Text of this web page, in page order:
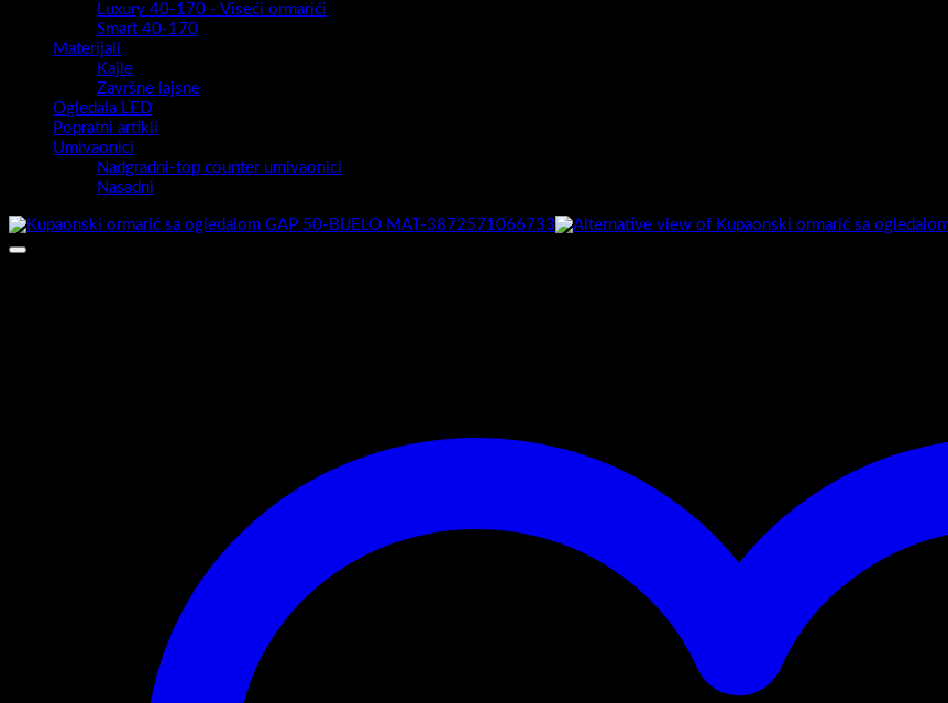
Luxury 40-170 - Viseći ormarići
Smart 40-170
Materijali
Kajle
Završne lajsne
Ogledala LED
Popratni artikli
Umivaonici
Nadgradni-top counter umivaonici
Nasadni